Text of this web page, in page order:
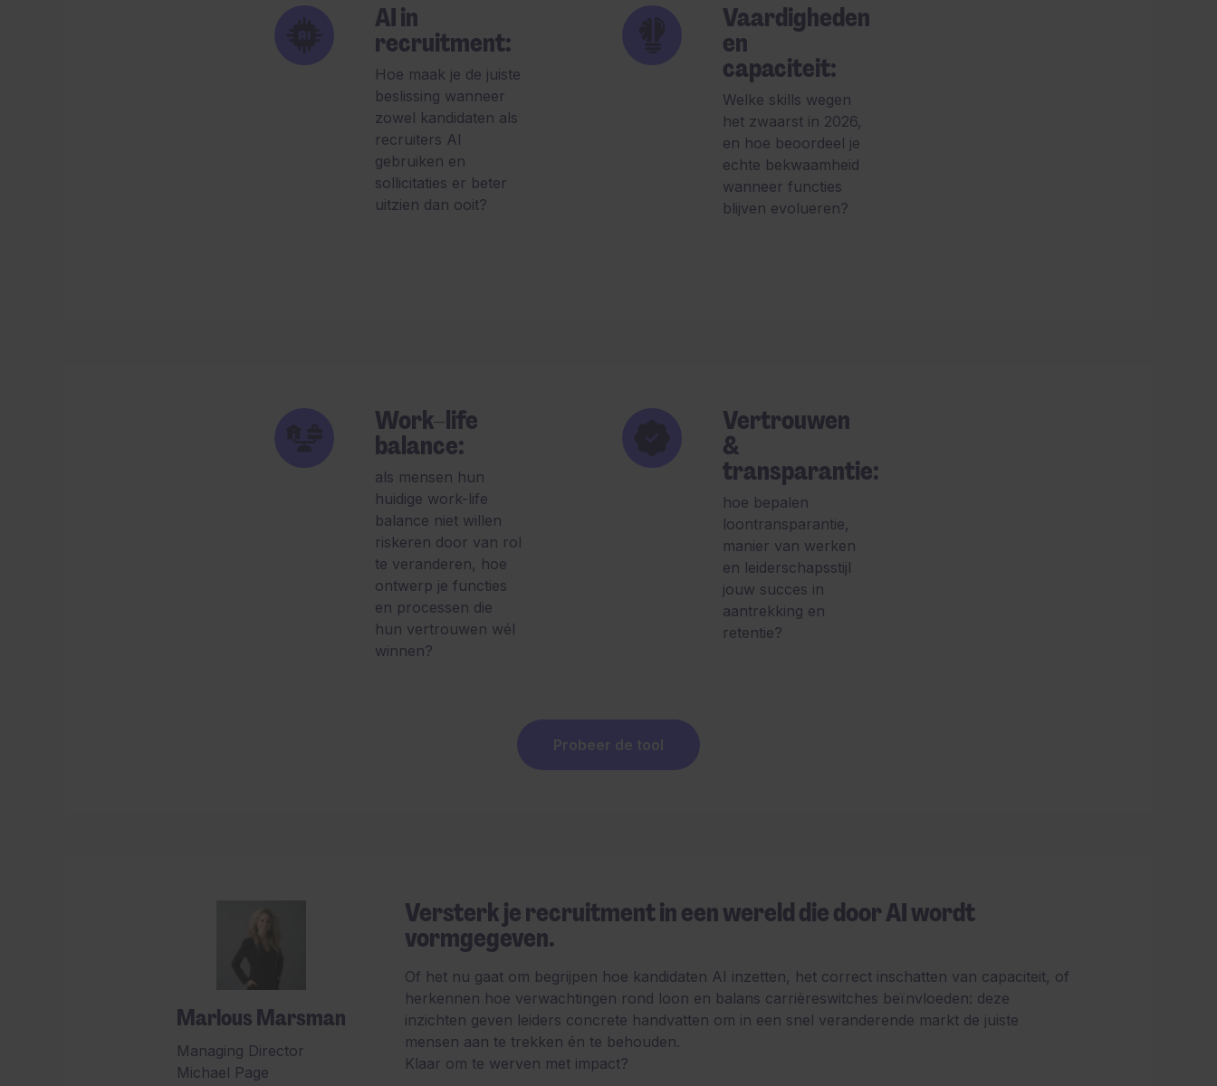
AI in
recruitment:
Hoe maak je de juiste
beslissing wanneer
zowel kandidaten als
recruiters AI
gebruiken en
sollicitaties er beter
uitzien dan ooit?
Vaardigheden
en
capaciteit:
Welke skills wegen
het zwaarst in 2026,
en hoe beoordeel je
echte bekwaamheid
wanneer functies
blijven evolueren?
Work–life
balance:
als mensen hun
huidige work-life
balance niet willen
riskeren door van rol
te veranderen, hoe
ontwerp je functies
en processen die
hun vertrouwen wél
winnen?
Vertrouwen
&
transparantie:
hoe bepalen
loontransparantie,
manier van werken
en leiderschapsstijl
jouw succes in
aantrekking en
retentie?
Probeer de tool
Marlous Marsman
Managing Director
Michael Page
Versterk je recruitment in een wereld die door AI wordt
vormgegeven.
Of het nu gaat om begrijpen hoe kandidaten AI inzetten, het correct inschatten van capaciteit, of
herkennen hoe verwachtingen rond loon en balans carrièreswitches beïnvloeden: deze
inzichten geven leiders concrete handvatten om in een snel veranderende markt de juiste
mensen aan te trekken én te behouden.
Klaar om te werven met impact?